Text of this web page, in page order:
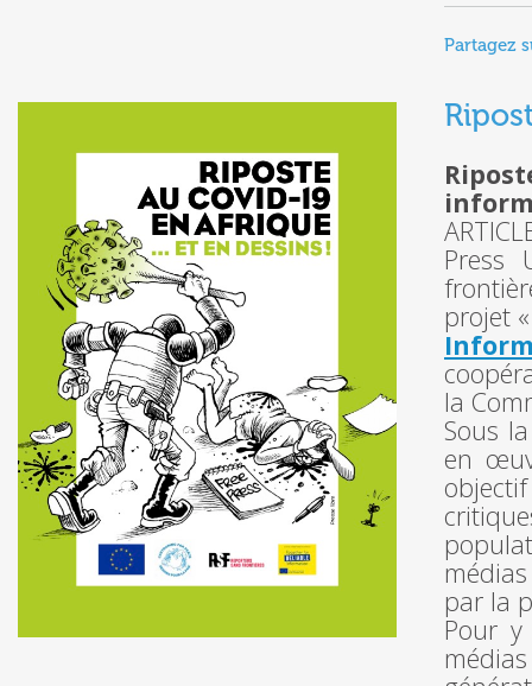
Partagez
Press
projet
la
Sous
en
par la
Pour